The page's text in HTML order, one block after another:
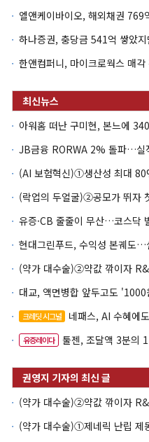
크레딧 시그널 네패스, AI 수혜에도
유증레이다 툴젠, 조달액 3분의 1 토막…